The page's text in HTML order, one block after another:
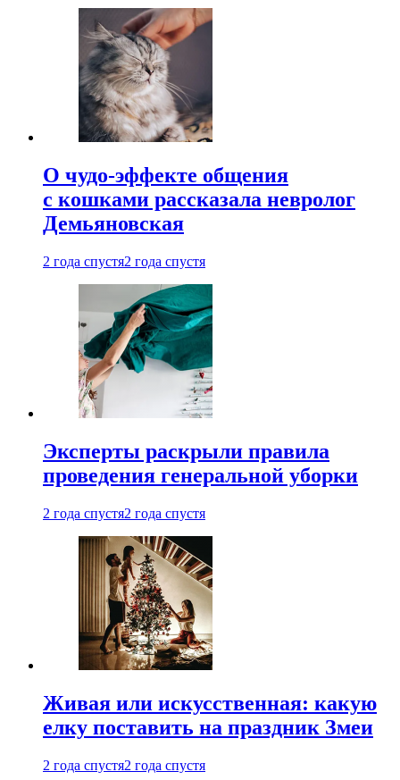
О чудо-эффекте общения
с кошками рассказала невролог
Демьяновская
2 года спустя2 года спустя
Эксперты раскрыли правила
проведения генеральной уборки
2 года спустя2 года спустя
Живая или искусственная: какую
елку поставить на праздник Змеи
2 года спустя2 года спустя